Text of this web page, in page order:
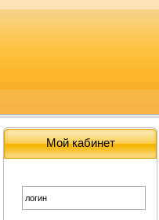
Мой кабинет